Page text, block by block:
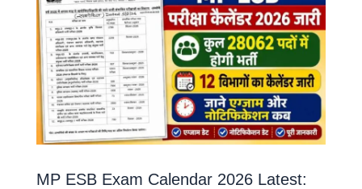
MP ESB Exam Calendar 2026 Latest: